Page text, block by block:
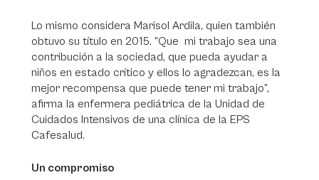
Lo mismo considera Marisol Ardila, quien también
obtuvo su título en 2015. “Que mi trabajo sea una
contribución a la sociedad, que pueda ayudar a
niños en estado crítico y ellos lo agradezcan, es la
mejor recompensa que puede tener mi trabajo”,
afirma la enfermera pediátrica de la Unidad de
Cuidados Intensivos de una clínica de la EPS
Cafesalud.
Un compromiso